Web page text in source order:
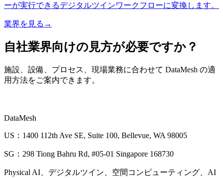
ーが実行できるデジタルツインワークフローに変換します。
業界を見る →
自社業界向けの見方が必要ですか？
施設、設備、プロセス、現場業務に合わせて DataMesh の適
用方法をご案内できます。
DataMesh
US：1400 112th Ave SE, Suite 100, Bellevue, WA 98005
SG：298 Tiong Bahru Rd, #05-01 Singapore 168730
Physical AI、デジタルツイン、空間コンピューティング、AI